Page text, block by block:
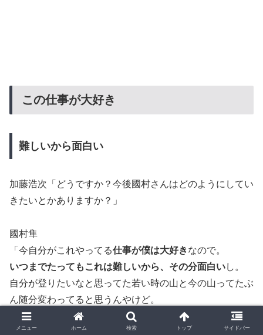
この仕事が大好き
難しいから面白い
加藤浩次「どうですか？今後國村さんはどのようにしてい
きたいとかありますか？」
國村隼
「今自分がこれやってる仕事が僕は大好きなので。
いつまでたってもこれは難しいから、その分面白いし。
自分が登りたいなと思ってた若い時の山と今の山ってたぶ
ん随分変わってると思うんやけど。
前までは明確に山やったんですけど。
今は山かどうかもちょっと分からん。
メニュー ホーム 検索 トップ サイドバー